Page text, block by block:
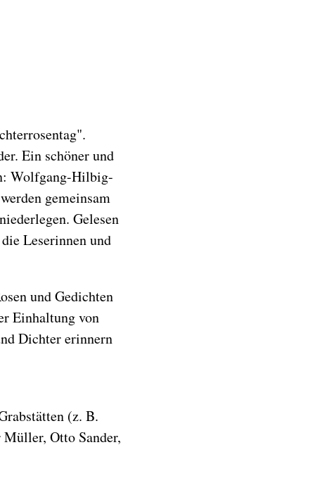
Ein schöner und
Wolfgang-Hilbig-
gemeinsam
Gelesen
Leserinnen und
und Gedichten
Einhaltung von
Dichter erinnern
(z. B.
Otto Sander,